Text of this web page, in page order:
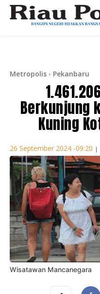
Metropolis Pekanbaru
Berkunjung
Kuning
26 September 2024 -09:20 |
Wisatawan Mancanegara